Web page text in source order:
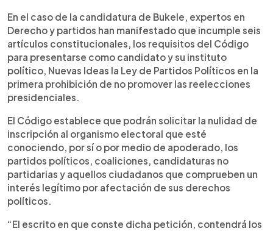
En el caso de la candidatura de Bukele, expertos en
Derecho y partidos han manifestado que incumple seis
artículos constitucionales, los requisitos del Código
para presentarse como candidato y su instituto
político, Nuevas Ideas la Ley de Partidos Políticos en la
primera prohibición de no promover las reelecciones
presidenciales.
El Código establece que podrán solicitar la nulidad de
inscripción al organismo electoral que esté
conociendo, por sí o por medio de apoderado, los
partidos políticos, coaliciones, candidaturas no
partidarias y aquellos ciudadanos que comprueben un
interés legítimo por afectación de sus derechos
políticos.
“El escrito en que conste dicha petición, contendrá los